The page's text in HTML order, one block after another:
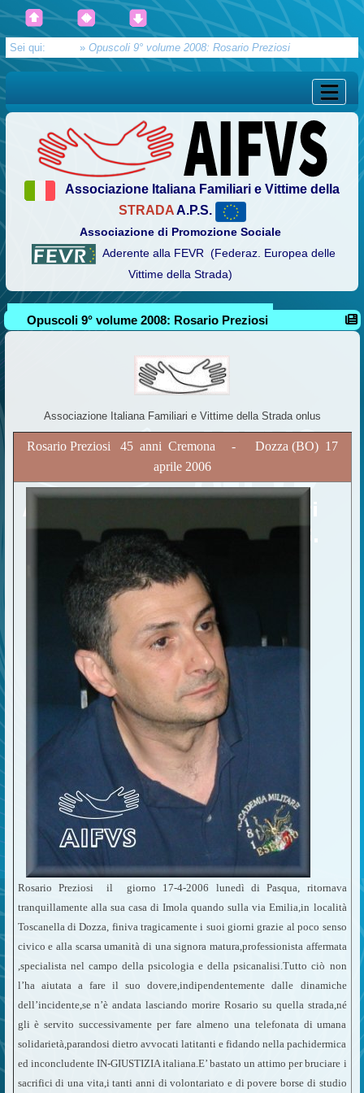
Sei qui: » Opuscoli 9° volume 2008: Rosario Preziosi
Associazione Italiana Familiari e Vittime della
STRADAA.P.S.
Associazione di Promozione Sociale
Aderente alla FEVR (Federaz. Europea delle
Vittime della Strada)
Opuscoli 9° volume 2008: Rosario Preziosi
Associazione Italiana Familiari e Vittime della Strada onlus
Rosario Preziosi 45 anni Cremona - Dozza (BO) 17
aprile 2006
Rosario Preziosi il giorno 17-4-2006 lunedì di Pasqua, ritornava
tranquillamente alla sua casa di Imola quando sulla via Emilia,in località
Toscanella di Dozza, finiva tragicamente i suoi giorni grazie al poco senso
civico e alla scarsa umanità di una signora matura,professionista affermata
,specialista nel campo della psicologia e della psicanalisi.Tutto ciò non
l’ha aiutata a fare il suo dovere,indipendentemente dalle dinamiche
dell’incidente,se n’è andata lasciando morire Rosario su quella strada,né
gli è servito successivamente per fare almeno una telefonata di umana
solidarietà,parandosi dietro avvocati latitanti e fidando nella pachidermica
ed inconcludente IN-GIUSTIZIA italiana.E’ bastato un attimo per bruciare i
sacrifici di una vita,i tanti anni di volontariato e di povere borse di studio